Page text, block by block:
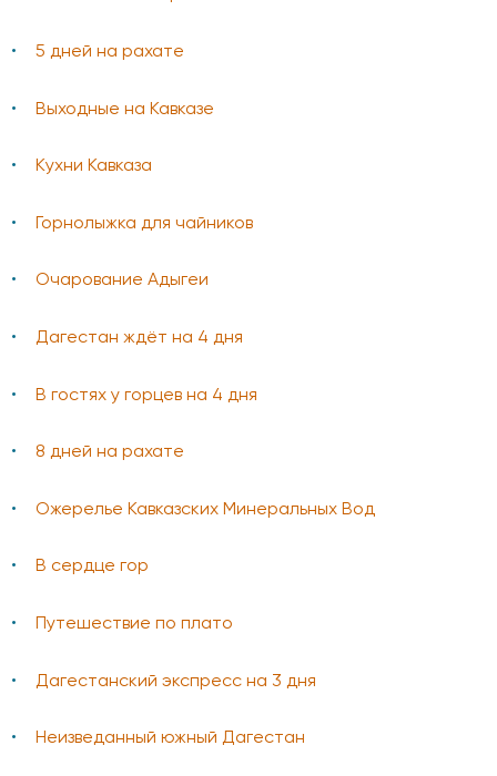
5 дней на рахате
Выходные на Кавказе
Кухни Кавказа
Горнолыжка для чайников
Очарование Адыгеи
Дагестан ждёт на 4 дня
В гостях у горцев на 4 дня
8 дней на рахате
Ожерелье Кавказских Минеральных Вод
В сердце гор
Путешествие по плато
Дагестанский экспресс на 3 дня
Неизведанный южный Дагестан